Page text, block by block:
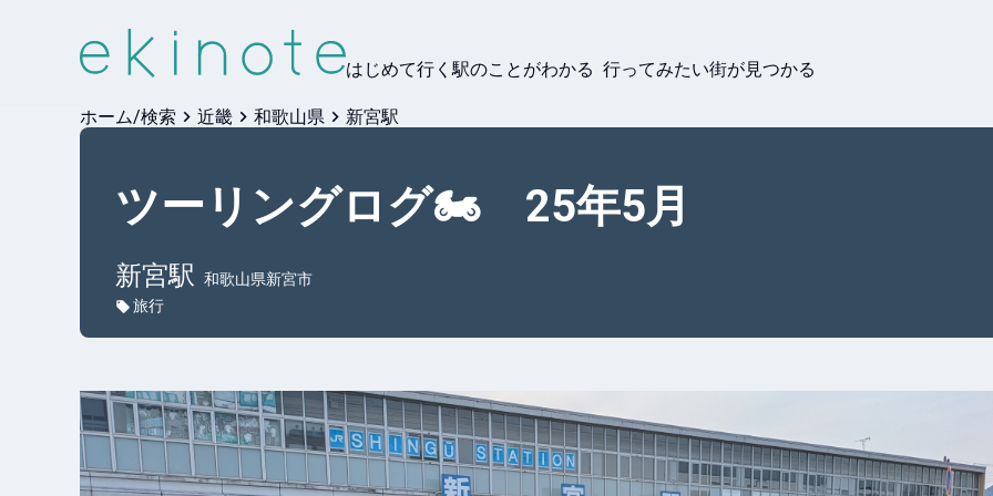
はじめて行く駅のことがわかる 行ってみたい街が見つかる
ホーム/検索 近畿 和歌山県 新宮駅
ツーリングログ🏍️ 25年5月
新宮駅
和歌山県新宮市
旅行